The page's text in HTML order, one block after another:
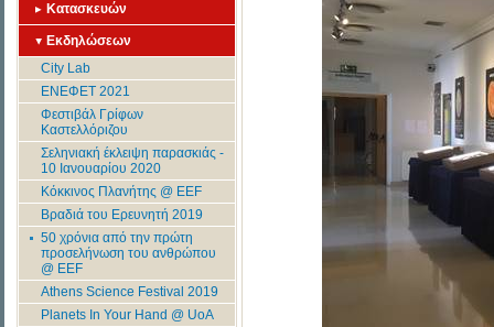
Κατασκευών
Εκδηλώσεων
City Lab
ΕΝΕΦΕΤ 2021
Φεστιβάλ Γρίφων
Καστελλόριζου
Σεληνιακή έκλειψη παρασκιάς -
10 Ιανουαρίου 2020
Κόκκινος Πλανήτης @ EEF
Βραδιά του Ερευνητή 2019
50 χρόνια από την πρώτη
προσελήνωση του ανθρώπου
@ EEF
Athens Science Festival 2019
Planets In Your Hand @ UoA